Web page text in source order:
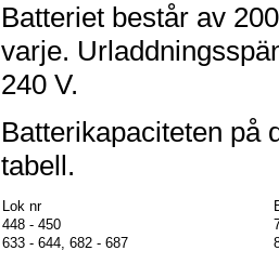
Batteriet består av
varje.
240 V.
Batterikapaciteten på
tabell.
Lok nr
448 - 450
633 - 644, 682 - 687